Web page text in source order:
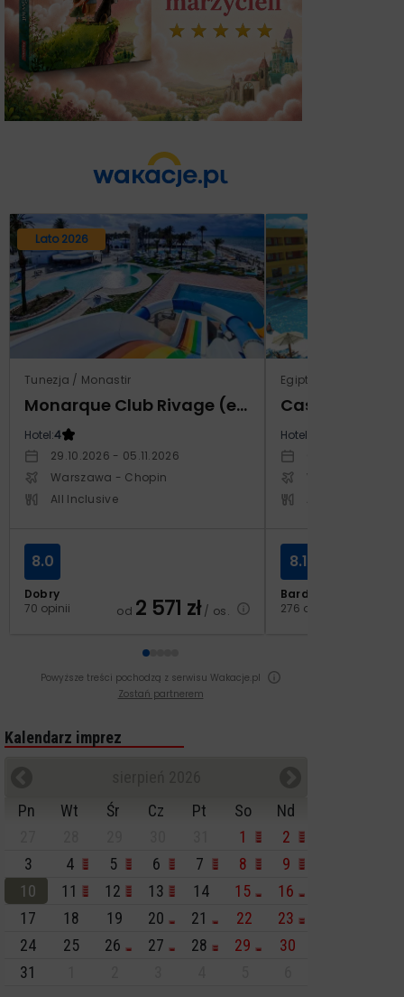
Lato 2026
Tunezja / Monastir
Monarque Club Rivage (ex Calimera)
Hotel:4
29.10.2026 - 05.11.2026
Warszawa - Chopin
All Inclusive
Dobry
70 opinii
8.0
od 2 571 zł/ os.
Egipt / Marsa El
Hotel:
Warszawa -
Bardzo dobry
276 opinii
8.1
Powyższe treści pochodzą z serwisu Wakacje.pl
Zostań partnerem
Kalendarz imprez
Pn
Wt Śr Cz Pt So
Nd
1
2
3
4 5 6 7 8
9
10
11 12 13 14 15
16
17
18 19 20 21 22
23
24
25 26 27 28 29
30
31